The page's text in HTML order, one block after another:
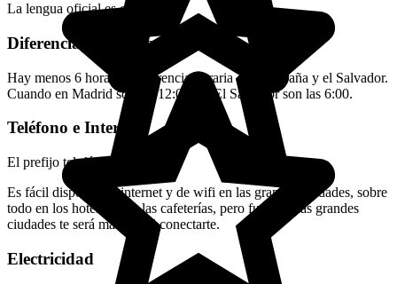
La lengua oficial es el español.
Diferencias horarias
Hay menos 6 horas de diferencia horaria entre España y el Salvador.
Cuando en Madrid son las 12:00, en El Salvador son las 6:00.
Teléfono e Internet
El prefijo telefónico es el 503.
Es fácil disponer de internet y de wifi en las grandes ciudades, sobre
todo en los hoteles o en las cafeterías, pero fuera de las grandes
ciudades te será más difícil conectarte.
Electricidad